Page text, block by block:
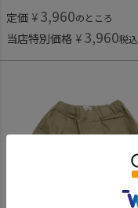
定価 ¥ 3,960のところ
当店特別価格 ¥ 3,960税込